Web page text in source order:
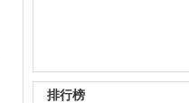
排行榜